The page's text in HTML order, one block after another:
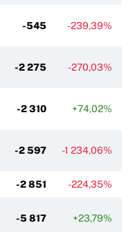
-545 -239,39%
-2 275 -270,03%
-2 310 +74,02%
-2 597 -1 234,06%
-2 851 -224,35%
-5 817 +23,79%